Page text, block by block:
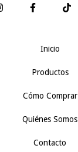
Inicio
Productos
Cómo Comprar
Quiénes Somos
Contacto